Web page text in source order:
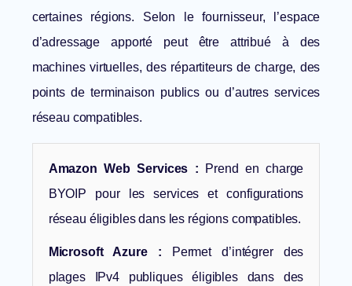
certaines régions. Selon le fournisseur, l’espace
d’adressage apporté peut être attribué à des
machines virtuelles, des répartiteurs de charge, des
points de terminaison publics ou d’autres services
réseau compatibles.
Amazon Web Services : Prend en charge
BYOIP pour les services et configurations
réseau éligibles dans les régions compatibles.
Microsoft Azure : Permet d’intégrer des
plages IPv4 publiques éligibles dans des